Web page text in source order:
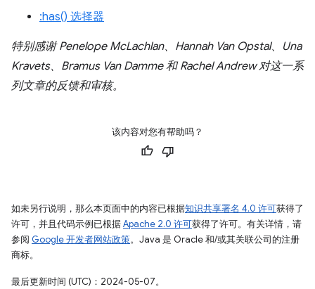
:has() 选择器
特别感谢 Penelope McLachlan、Hannah Van Opstal、Una
Kravets、Bramus Van Damme 和 Rachel Andrew 对这一系
列文章的反馈和审核。
该内容对您有帮助吗？
如未另行说明，那么本页面中的内容已根据知识共享署名 4.0 许可获得了
许可，并且代码示例已根据Apache 2.0 许可获得了许可。有关详情，请
参阅 Google 开发者网站政策。Java 是 Oracle 和/或其关联公司的注册
商标。
最后更新时间 (UTC)：2024-05-07。